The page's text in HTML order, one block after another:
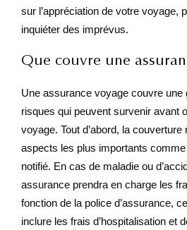
sur l’appréciation de votre voyage,
inquiéter des imprévus.
Que couvre une
Une assurance voyage couvre une
risques qui peuvent survenir avant
voyage. Tout d’abord, la couverture
aspects les plus importants comme
notifié. En cas de maladie ou
assurance prendra en charge les
fonction de la police d’assurance,
inclure les frais d’hospitalisation et